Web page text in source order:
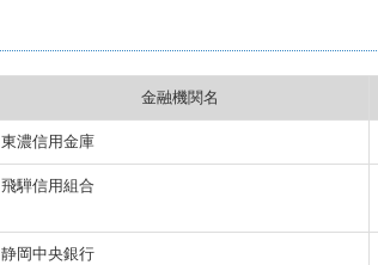
金融機関名
東濃信用金庫
飛騨信用組合
静岡中央銀行